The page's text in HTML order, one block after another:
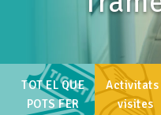
TOT EL QUE
POTS FER
Activitats
visites